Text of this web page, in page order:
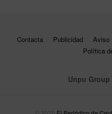
Contacta Publicidad Aviso
Política
Unpu